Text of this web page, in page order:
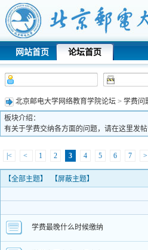
网站首页 论坛首页
北京邮电大学网络教育学院论坛 > 学费问
板块介绍：
有关于学费交纳各方面的问题，请在这里发帖
|< < 1 2 3 4 5 6 7 >
【全部主题】 【屏蔽主题】
学费最晚什么时候缴纳